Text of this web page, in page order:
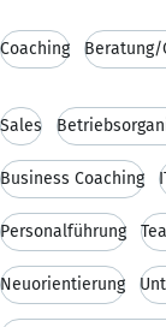
Coaching Beratung/
Sales
Business Coaching
Personalführung
Neuorientierung